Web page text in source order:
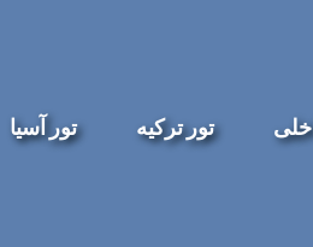
تور ترکیه تور آسیا